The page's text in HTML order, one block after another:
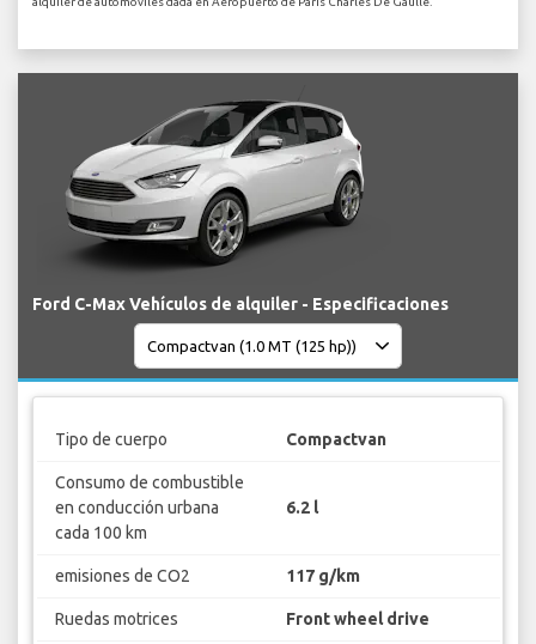
Ford C-Max Vehículos de alquiler - Especificaciones
Tipo de cuerpo Compactvan
Consumo de combustible
en conducción urbana
cada 100 km
6.2 l
emisiones de CO2 117 g/km
Ruedas motrices Front wheel drive